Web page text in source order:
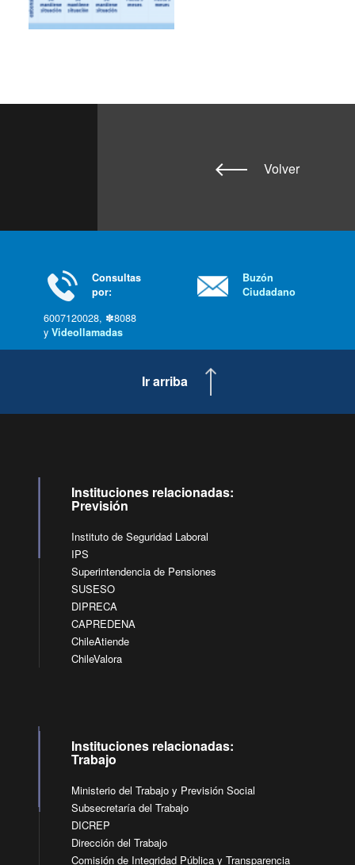
Volver
Consultas
por:
6007120028, ✽8088
y Videollamadas
Buzón
Ciudadano
Ir arriba
Instituciones relacionadas:
Previsión
Instituto de Seguridad Laboral
IPS
Superintendencia de Pensiones
SUSESO
DIPRECA
CAPREDENA
ChileAtiende
ChileValora
Instituciones relacionadas:
Trabajo
Ministerio del Trabajo y Previsión Social
Subsecretaría del Trabajo
DICREP
Dirección del Trabajo
Comisión de Integridad Pública y Transparencia